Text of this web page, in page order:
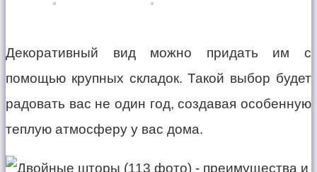
Декоративный вид можно придать им с
помощью крупных складок. Такой выбор будет
радовать вас не один год, создавая особенную
теплую атмосферу у вас дома.